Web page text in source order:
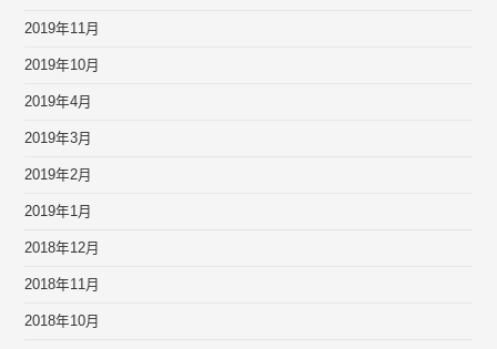
2019年11月
2019年10月
2019年4月
2019年3月
2019年2月
2019年1月
2018年12月
2018年11月
2018年10月